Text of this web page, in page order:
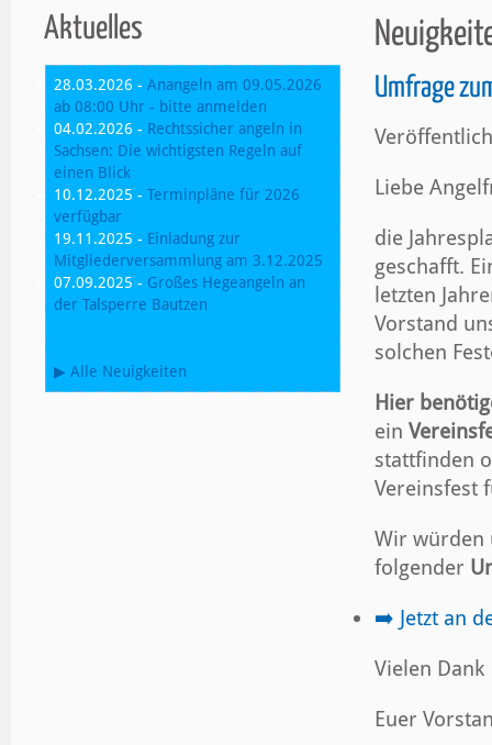
Aktuelles
28.03.2026 - Anangeln am 09.05.2026
ab 08:00 Uhr - bitte anmelden
04.02.2026 - Rechtssicher angeln in
Sachsen: Die wichtigsten Regeln auf
einen Blick
10.12.2025 - Terminpläne für 2026
verfügbar
19.11.2025 - Einladung zur
Mitgliederversammlung am 3.12.2025
07.09.2025 - Großes Hegeangeln an
der Talsperre Bautzen
▶ Alle Neuigkeiten
Umfrage
Liebe
die
geschafft.
letzten
Vorstand
solchen
Hier
ein
stattfinden
Vereinsfest
Wir würden
folgender
➡️ Jetzt an
Vielen Dank
Euer